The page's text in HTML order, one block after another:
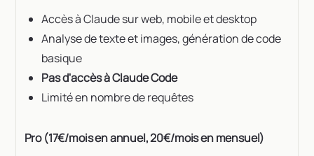
Accès à Claude sur web, mobile et desktop
Analyse de texte et images, génération de code
basique
Pas d'accès à Claude Code
Limité en nombre de requêtes
Pro (17€/mois en annuel, 20€/mois en mensuel)